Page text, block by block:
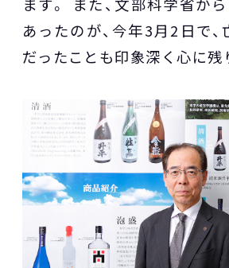
あったのが、今年3月2日で
だったことも印象深く心に残